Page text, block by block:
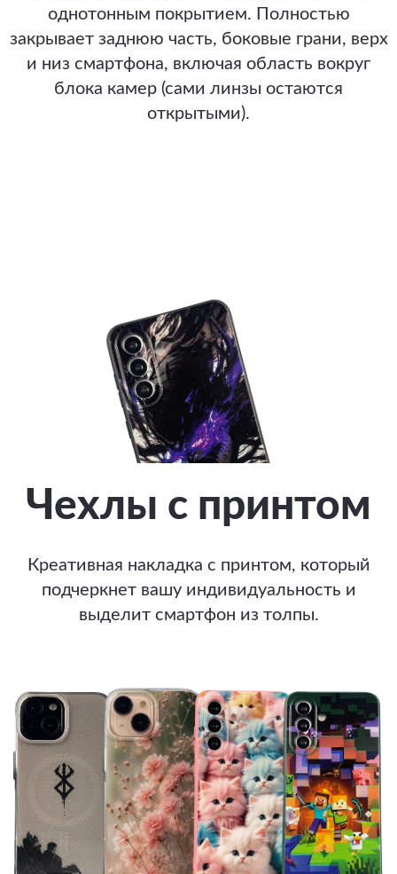
однотонным покрытием. Полностью
закрывает заднюю часть, боковые грани, верх
и низ смартфона, включая область вокруг
блока камер (сами линзы остаются
открытыми).
Чехлы с принтом
Креативная накладка с принтом, который
подчеркнет вашу индивидуальность и
выделит смартфон из толпы.